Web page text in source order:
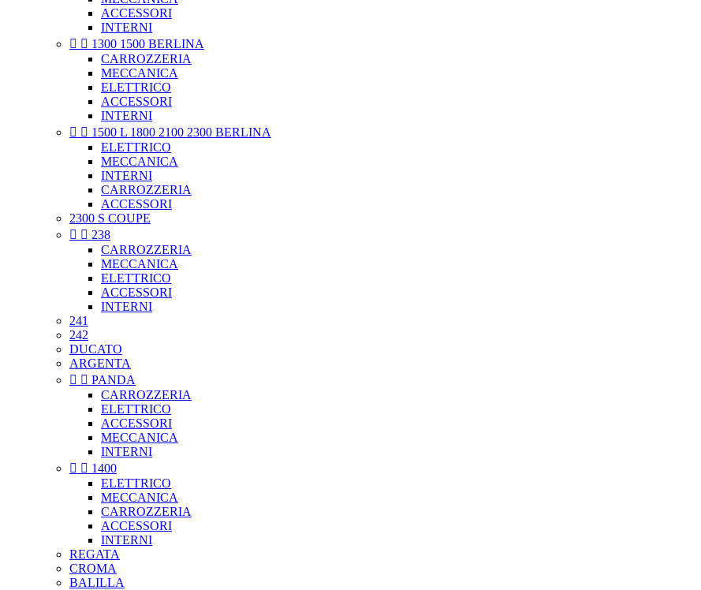
ACCESSORI
INTERNI
  1300 1500 BERLINA
CARROZZERIA
MECCANICA
ELETTRICO
ACCESSORI
INTERNI
  1500 L 1800 2100 2300 BERLINA
ELETTRICO
MECCANICA
INTERNI
CARROZZERIA
ACCESSORI
2300 S COUPE
  238
CARROZZERIA
MECCANICA
ELETTRICO
ACCESSORI
INTERNI
241
242
DUCATO
ARGENTA
  PANDA
CARROZZERIA
ELETTRICO
ACCESSORI
MECCANICA
INTERNI
  1400
ELETTRICO
MECCANICA
CARROZZERIA
ACCESSORI
INTERNI
REGATA
CROMA
BALILLA